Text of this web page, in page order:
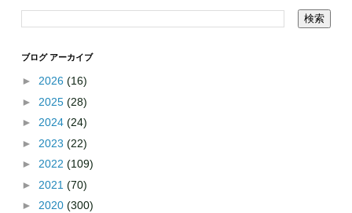
ブログ アーカイブ
► 2026 (16)
► 2025 (28)
► 2024 (24)
► 2023 (22)
► 2022 (109)
► 2021 (70)
► 2020 (300)